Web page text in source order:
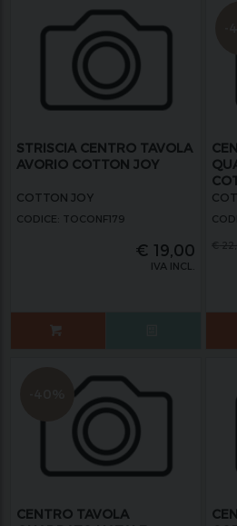
STRISCIA CENTRO TAVOLA
AVORIO COTTON JOY
COTTON JOY
CODICE: TOCONF179
€ 19,00
IVA INCL.
CENTRO TAVOLA